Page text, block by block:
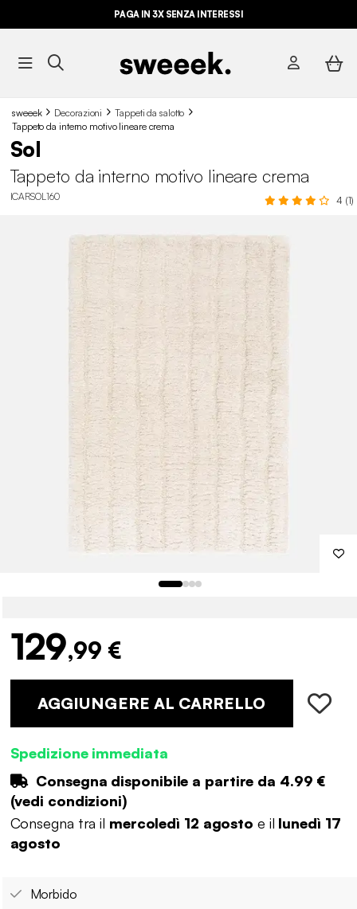
PAGA IN 3X SENZA INTERESSI
sweeek Decorazioni
Tappeti da salotto
Tappeto da interno motivo lineare crema
Sol
Tappeto da interno motivo lineare crema
ICARSOL160 4 (1)
129,99 €
AGGIUNGERE AL CARRELLO
Spedizione immediata
Consegna disponibile a partire da 4.99 €
(vedi condizioni)
Consegna tra il mercoledì 12 agosto e il lunedì 17
agosto
Morbido